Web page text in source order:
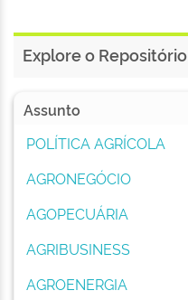
Explore o Repositório
Assunto
POLÍTICA AGRÍCOLA
AGRONEGÓCIO
AGOPECUÁRIA
AGRIBUSINESS
AGROENERGIA